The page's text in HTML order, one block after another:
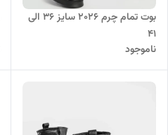
بوت تمام چرم ۲۰۲۶ سایز ۳۶ الی
۴۱
ناموجود